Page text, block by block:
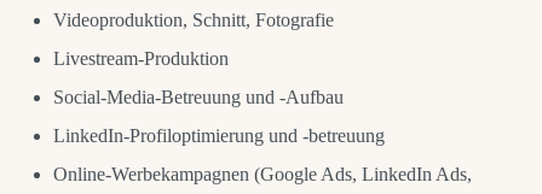
Videoproduktion, Schnitt, Fotografie
Livestream-Produktion
Social-Media-Betreuung und -Aufbau
LinkedIn-Profiloptimierung und -betreuung
Online-Werbekampagnen (Google Ads, LinkedIn Ads,